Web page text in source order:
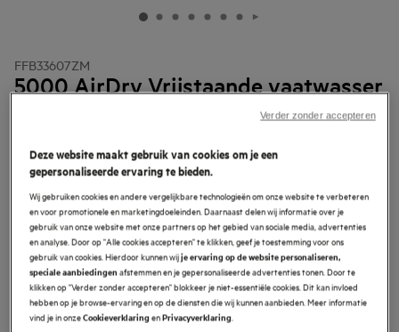
FFB33607ZM
5000 AirDry Vrijstaande vaatwasser
Productvoordelen
AirDry opent de deur om de vaat met een luchtstroom te drogen.
Natuurlijke luchtstroom met Airdry
Programma's van een half uur voor snel, efficiënt wassen
Deze website maakt gebruik van cookies om je een
gepersonaliseerde ervaring te bieden.
Wij gebruiken cookies en andere vergelijkbare technologieën om onze website te verbeteren
en voor promotionele en marketingdoeleinden. Daarnaast delen wij informatie over je
gebruik van onze website met onze partners op het gebied van sociale media, advertenties
en analyse. Door op "Alle cookies accepteren" te klikken, geef je toestemming voor ons
gebruik van cookies. Hierdoor kunnen wijje ervaring op de website personaliseren,
speciale aanbiedingen afstemmen en je gepersonaliseerde advertenties tonen. Door te
klikken op "Verder zonder accepteren" blokkeer je niet-essentiële cookies. Dit kan invloed
hebben op je browse-ervaring en op de diensten die wij kunnen aanbieden. Meer informatie
vind je in onzeCookieverklaringenPrivacyverklaring.
Verder zonder accepteren